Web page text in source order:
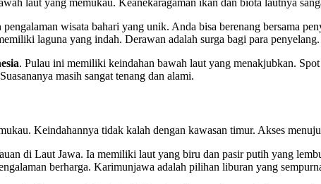
wisata bahari yang unik. Anda bisa berenang bersama
laguna yang indah. Derawan adalah surga bagi para penyelang.
. Pulau ini memiliki keindahan bawah laut yang menakjubkan.
masih sangat tenang dan alami.
Keindahannya tidak kalah dengan kawasan timur. Akses
di Laut Jawa. Ia memiliki laut yang biru dan pasir putih yang
berharga. Karimunjawa adalah pilihan liburan yang